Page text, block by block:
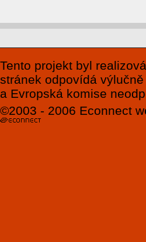
Tento projekt byl
stránek odpovídá
a Evropská komise
©2003 - 2006 Econnect